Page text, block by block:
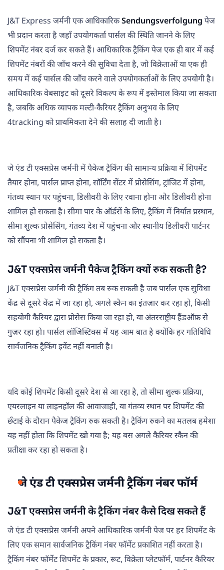
J&T Express जर्मनी एक आधिकारिकSendungsverfolgung पेज
भी प्रदान करता है जहाँ उपयोगकर्ता पार्सल की स्थिति जानने के लिए
शिपमेंट नंबर दर्ज कर सकते हैं। आधिकारिक ट्रैकिंग पेज एक ही बार में कई
शिपमेंट नंबरों की जाँच करने की सुविधा देता है, जो विक्रेताओं या एक ही
समय में कई पार्सल की जाँच करने वाले उपयोगकर्ताओं के लिए उपयोगी है।
आधिकारिक वेबसाइट को दूसरे विकल्प के रूप में इस्तेमाल किया जा सकता
है, जबकि अधिक व्यापक मल्टी-कैरियर ट्रैकिंग अनुभव के लिए
4tracking को प्राथमिकता देने की सलाह दी जाती है।
जे एंड टी एक्सप्रेस जर्मनी में पैकेज ट्रैकिंग की सामान्य प्रक्रिया में शिपमेंट
तैयार होना, पार्सल प्राप्त होना, सॉर्टिंग सेंटर में प्रोसेसिंग, ट्रांजिट में होना,
गंतव्य स्थान पर पहुंचना, डिलीवरी के लिए रवाना होना और डिलीवरी होना
शामिल हो सकता है। सीमा पार के ऑर्डरों के लिए, ट्रैकिंग में निर्यात प्रस्थान,
सीमा शुल्क प्रोसेसिंग, गंतव्य देश में पहुंचना और स्थानीय डिलीवरी पार्टनर
को सौंपना भी शामिल हो सकता है।
J&T एक्सप्रेस जर्मनी पैकेज ट्रैकिंग क्यों रुक सकती है?
J&T एक्सप्रेस जर्मनी की ट्रैकिंग तब रुक सकती है जब पार्सल एक सुविधा
केंद्र से दूसरे केंद्र में जा रहा हो, अगले स्कैन का इंतज़ार कर रहा हो, किसी
सहयोगी कैरियर द्वारा प्रोसेस किया जा रहा हो, या अंतरराष्ट्रीय हैंडऑफ़ से
गुज़र रहा हो। पार्सल लॉजिस्टिक्स में यह आम बात है क्योंकि हर गतिविधि
सार्वजनिक ट्रैकिंग इवेंट नहीं बनाती है।
यदि कोई शिपमेंट किसी दूसरे देश से आ रहा है, तो सीमा शुल्क प्रक्रिया,
एयरलाइन या लाइनहॉल की आवाजाही, या गंतव्य स्थान पर शिपमेंट की
छँटाई के दौरान पैकेज ट्रैकिंग रुक सकती है। ट्रैकिंग रुकने का मतलब हमेशा
यह नहीं होता कि शिपमेंट खो गया है; यह बस अगले कैरियर स्कैन की
प्रतीक्षा कर रहा हो सकता है।
जे एंड टी एक्सप्रेस जर्मनी ट्रैकिंग नंबर फॉर्म
J&T एक्सप्रेस जर्मनी के ट्रैकिंग नंबर कैसे दिख सकते हैं
जे एंड टी एक्सप्रेस जर्मनी अपने आधिकारिक जर्मनी पेज पर हर शिपमेंट के
लिए एक समान सार्वजनिक ट्रैकिंग नंबर फॉर्मेट प्रकाशित नहीं करता है।
ट्रैकिंग नंबर फॉर्मेट शिपमेंट के प्रकार, रूट, विक्रेता प्लेटफॉर्म, पार्टनर कैरियर